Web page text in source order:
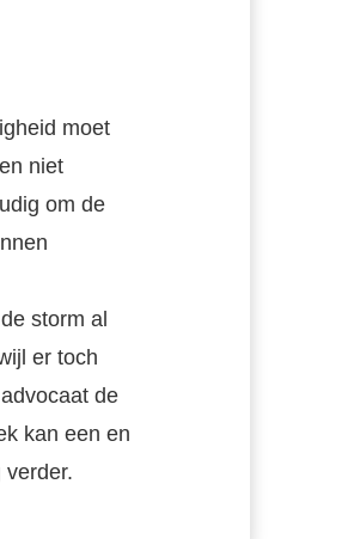
moet
niet
om de
storm al
er toch
de
kan een en
verder.